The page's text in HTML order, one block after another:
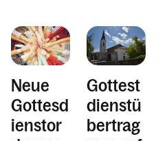
Neue
Gottesd
ienstor
Gottest
dienstü
bertrag